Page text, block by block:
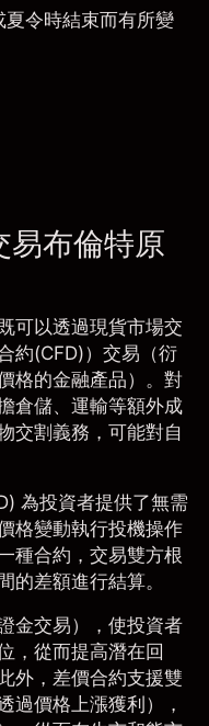
令時結束而有所變
易布倫特原
可以透過現貨市場交
約(CFD)）交易（衍
格的金融產品）。對
倉儲、運輸等額外成
交割義務，可能對自
為投資者提供了無需
格變動執行投機操作
種合約，交易雙方根
的差額進行結算。
金交易），使投資者
，從而提高潛在回
外，差價合約支援雙
過價格上漲獲利），